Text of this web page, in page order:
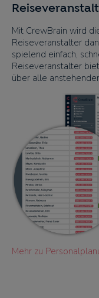
Mit CrewBrain wird
Reiseveranstalter
spielend einfach,
Reiseveranstalter
über alle
Mehr zu